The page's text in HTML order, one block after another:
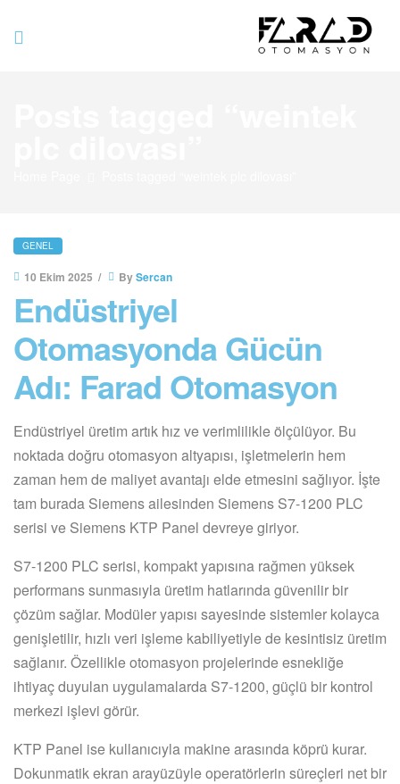
GENEL
10 Ekim 2025 BySercan
Endüstriyel
Otomasyonda Gücün
Adı: Farad Otomasyon
Endüstriyel üretim artık hız ve verimlilikle ölçülüyor. Bu
noktada doğru otomasyon altyapısı, işletmelerin hem
zaman hem de maliyet avantajı elde etmesini sağlıyor. İşte
tam burada Siemens ailesinden Siemens S7-1200 PLC
serisi ve Siemens KTP Panel devreye giriyor.
S7-1200 PLC serisi, kompakt yapısına rağmen yüksek
performans sunmasıyla üretim hatlarında güvenilir bir
çözüm sağlar. Modüler yapısı sayesinde sistemler kolayca
genişletilir, hızlı veri işleme kabiliyetiyle de kesintisiz üretim
sağlanır. Özellikle otomasyon projelerinde esnekliğe
ihtiyaç duyulan uygulamalarda S7-1200, güçlü bir kontrol
merkezi işlevi görür.
KTP Panel ise kullanıcıyla makine arasında köprü kurar.
Dokunmatik ekran arayüzüyle operatörlerin süreçleri net bir